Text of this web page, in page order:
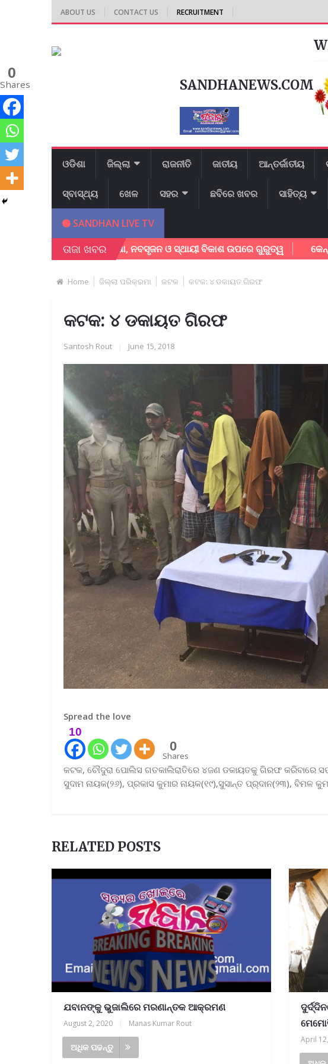
ABOUT US CONTACT US RECRUITMENT
SANDHANEWS.COM
ଓଡିଶା ଜିଲ୍ଲା ରାଜନୀତି ଜାତୀୟ ଆନ୍ତର୍ଜାତୀୟ
ସ୍ବାସ୍ଥ୍ୟ ଖେଳ ସହର ଛବିରେ ଖବର ସାହିତ୍ୟ
SANDHAN LIVE TV
ତାଜା ଖବର
ଅନୁଷ୍ଠିତ; ଶିକ୍ଷା, ନବସୃଜନ ଓ ସ୍ଥାୟୀ ବିକାଶ ଉପରେ ଗୁରୁତ୍ୱ କେନ୍ଦୁପତ୍ର
Home ଜିଲ୍ଲା ପରିକ୍ରମା କଟକ କଟକ: ୪ ଡକାୟତ ଗିରଫ
କଟକ: ୪ ଡକାୟତ ଗିରଫ
Santosh Rout June 15, 2018
Spread the love
10
0
Shares
କଟକ, ଚୌଦୁରା ପୋଲିସ ଗତକାଲି‌ରାତିରେ ୪ଜଣ ଡକାୟତକୁ ଗିରଫ କରିବାରେ
ସୁଦାମ ନାୟକ(୨୬), ପ୍ରକାସ କୁମାର ନାୟକ(୧୯),ସୁସାନ୍ତ ପ୍ର୍‌ଦାନ(୨୩), ବିମଳ
0
Shares
RELATED POSTS
ଯବାନଙ୍କୁ ଭୁଜାଲିରେ ମରଣାନ୍ତକ ଆକ୍ରମଣ
August 2, 2020 Manas Kumar Rout
ଅଧିକ ପଢନ୍ତୁ
April